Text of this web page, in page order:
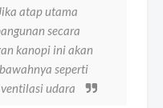
atap utama
secara
kanopi ini akan
seperti
udara